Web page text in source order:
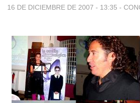
16 DE DICIEMBRE DE 2007 - 13:35 -